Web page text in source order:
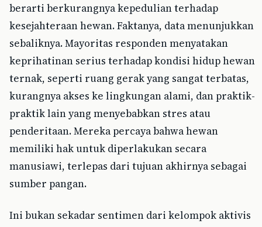
berarti berkurangnya kepedulian terhadap
kesejahteraan hewan. Faktanya, data menunjukkan
sebaliknya. Mayoritas responden menyatakan
keprihatinan serius terhadap kondisi hidup hewan
ternak, seperti ruang gerak yang sangat terbatas,
kurangnya akses ke lingkungan alami, dan praktik-
praktik lain yang menyebabkan stres atau
penderitaan. Mereka percaya bahwa hewan
memiliki hak untuk diperlakukan secara
manusiawi, terlepas dari tujuan akhirnya sebagai
sumber pangan.
Ini bukan sekadar sentimen dari kelompok aktivis